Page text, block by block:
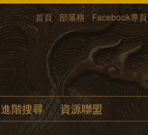
首頁 部落格 Facebook專頁
進階搜尋 資源聯盟